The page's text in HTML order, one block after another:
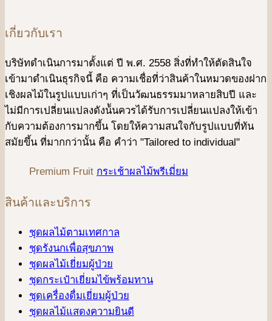
เกี่ยวกับเรา
บริษัทดําเนินการมาตั้งแต่ ปี พ.ศ. 2558 สิ่งที่ทำให้ตัดสินใจ
เข้ามาดําเนินธุรกิจนี้ คือ ความเชื่อที่ว่าสินค้าในหมวดของฝาก
เชิงผลไม้ในรูปแบบเก่าๆ ที่เป็นวัฒนธรรมมาหลายสิบปี และ
ไม่มีการเปลี่ยนแปลงดังน้ันควรได้รับการเปลี่ยนแปลงให้เข้า
กับความต้องการมากขึ้น โดยให้ความสนใจกับรูปแบบที่ทัน
สมัยขึ้น ที่มากกว่านั้น คือ คําว่า "Tailored to individual"
Premium Fruit กระเช้าผลไม้พรีเมี่ยม
สินค้าและบริการ
ชุดผลไม้ตามเทศกาล
ชุดรังนกเพื่อสุขภาพ
ชุดผลไม้เยี่ยมผู้ป่วย
ชุดกระเป๋าเยี่ยมไข้พร้อมทาน
ชุดเครื่องดื่มเยี่ยมผู้ป่วย
ชุดผลไม้แสดงความยินดี